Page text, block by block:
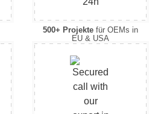
500+ Projekte für OEMs in
EU & USA